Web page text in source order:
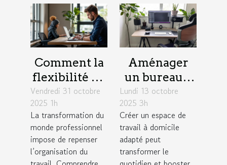
Comment la
flexibilité du
travail
influence la
productivité
des équipes ?
Vendredi 31 octobre
2025 1h
La transformation du
monde professionnel
impose de repenser
l’organisation du
Aménager
un bureau à
domicile :
astuces pour
combiner
confort et
productivité
Lundi 13 octobre
2025 3h
Créer un espace de
travail à domicile
adapté peut
transformer le